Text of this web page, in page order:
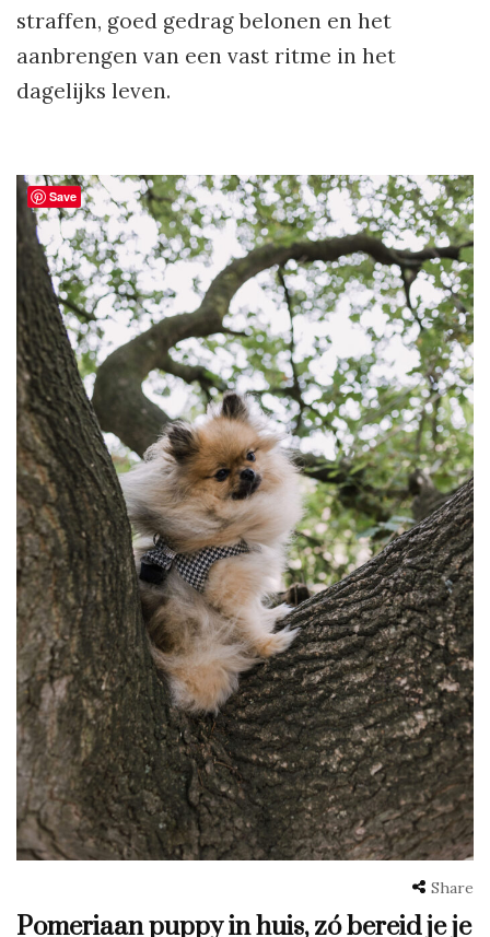
straffen, goed gedrag belonen en het
aanbrengen van een vast ritme in het
dagelijks leven.
Share
Pomeriaan puppy in huis, zó bereid je je
Save